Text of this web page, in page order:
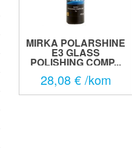
MIRKA POLARSHINE
E3 GLASS
POLISHING COMP...
28,08 € /kom